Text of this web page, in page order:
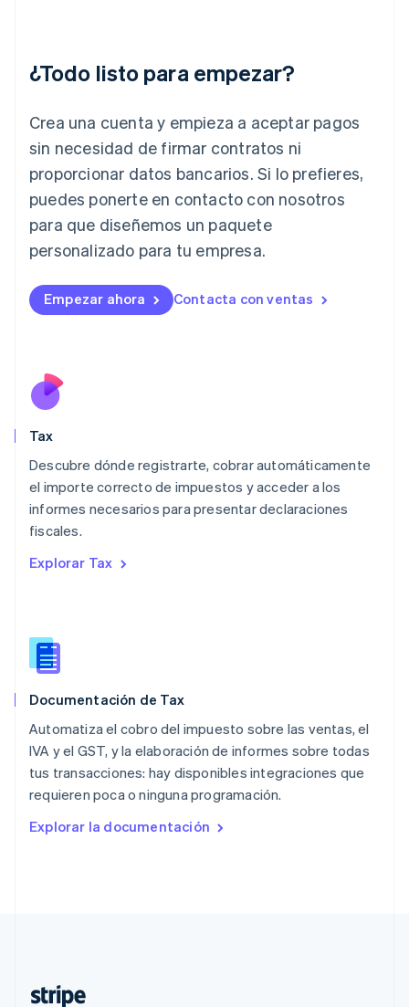
¿Todo listo para empezar?
Crea una cuenta y empieza a aceptar pagos
sin necesidad de firmar contratos ni
proporcionar datos bancarios. Si lo prefieres,
puedes ponerte en contacto con nosotros
para que diseñemos un paquete
personalizado para tu empresa.
Empezar ahora Contacta con ventas
Tax
Descubre dónde registrarte, cobrar automáticamente
el importe correcto de impuestos y acceder a los
informes necesarios para presentar declaraciones
fiscales.
Explorar Tax
Documentación de Tax
Automatiza el cobro del impuesto sobre las ventas, el
IVA y el GST, y la elaboración de informes sobre todas
tus transacciones: hay disponibles integraciones que
requieren poca o ninguna programación.
Explorar la documentación
Hungría
English
Irlanda
Italia
ItalianoEnglish
Japón
English
Letonia
Liechtenstein
DeutschEnglish
Français
Malasia
English
México
Español
Noruega
English
Nueva Zelandia
English
English
Portugal
RAE de Hong Kong, China
English简体中文
Reino Unido
English
República Checa
English
English